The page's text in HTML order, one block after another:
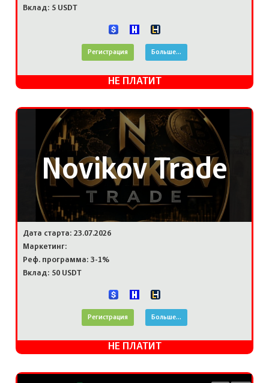
Вклад: 5 USDT
Регистрация Больше...
НЕ ПЛАТИТ
Novikov Trade
Дата старта: 23.07.2026
Маркетинг:
Реф. программа: 3-1%
Вклад: 50 USDT
Регистрация Больше...
НЕ ПЛАТИТ